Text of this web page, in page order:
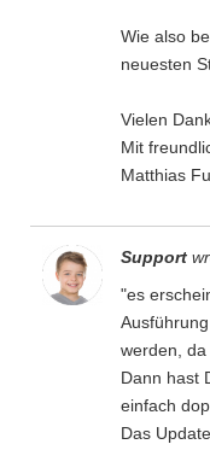
Wie also
neuesten
Vielen
Mit
Matthias
Support
"es
werden,
Dann hast
einfach
Das